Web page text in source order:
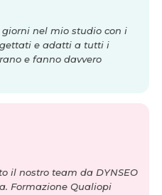
giorni nel mio studio con i
e adatti a tutti i
e fanno davvero
il nostro team da DYNSEO
Formazione Qualiopi